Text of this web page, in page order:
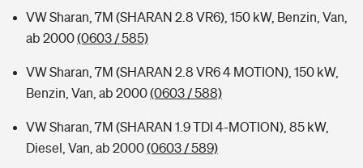
VW Sharan, 7M (SHARAN 2.8 VR6), 150 kW, Benzin, Van,
ab 2000(0603 / 585)
VW Sharan, 7M (SHARAN 2.8 VR6 4 MOTION), 150 kW,
Benzin, Van, ab 2000(0603 / 588)
VW Sharan, 7M (SHARAN 1.9 TDI 4-MOTION), 85 kW,
Diesel, Van, ab 2000(0603 / 589)